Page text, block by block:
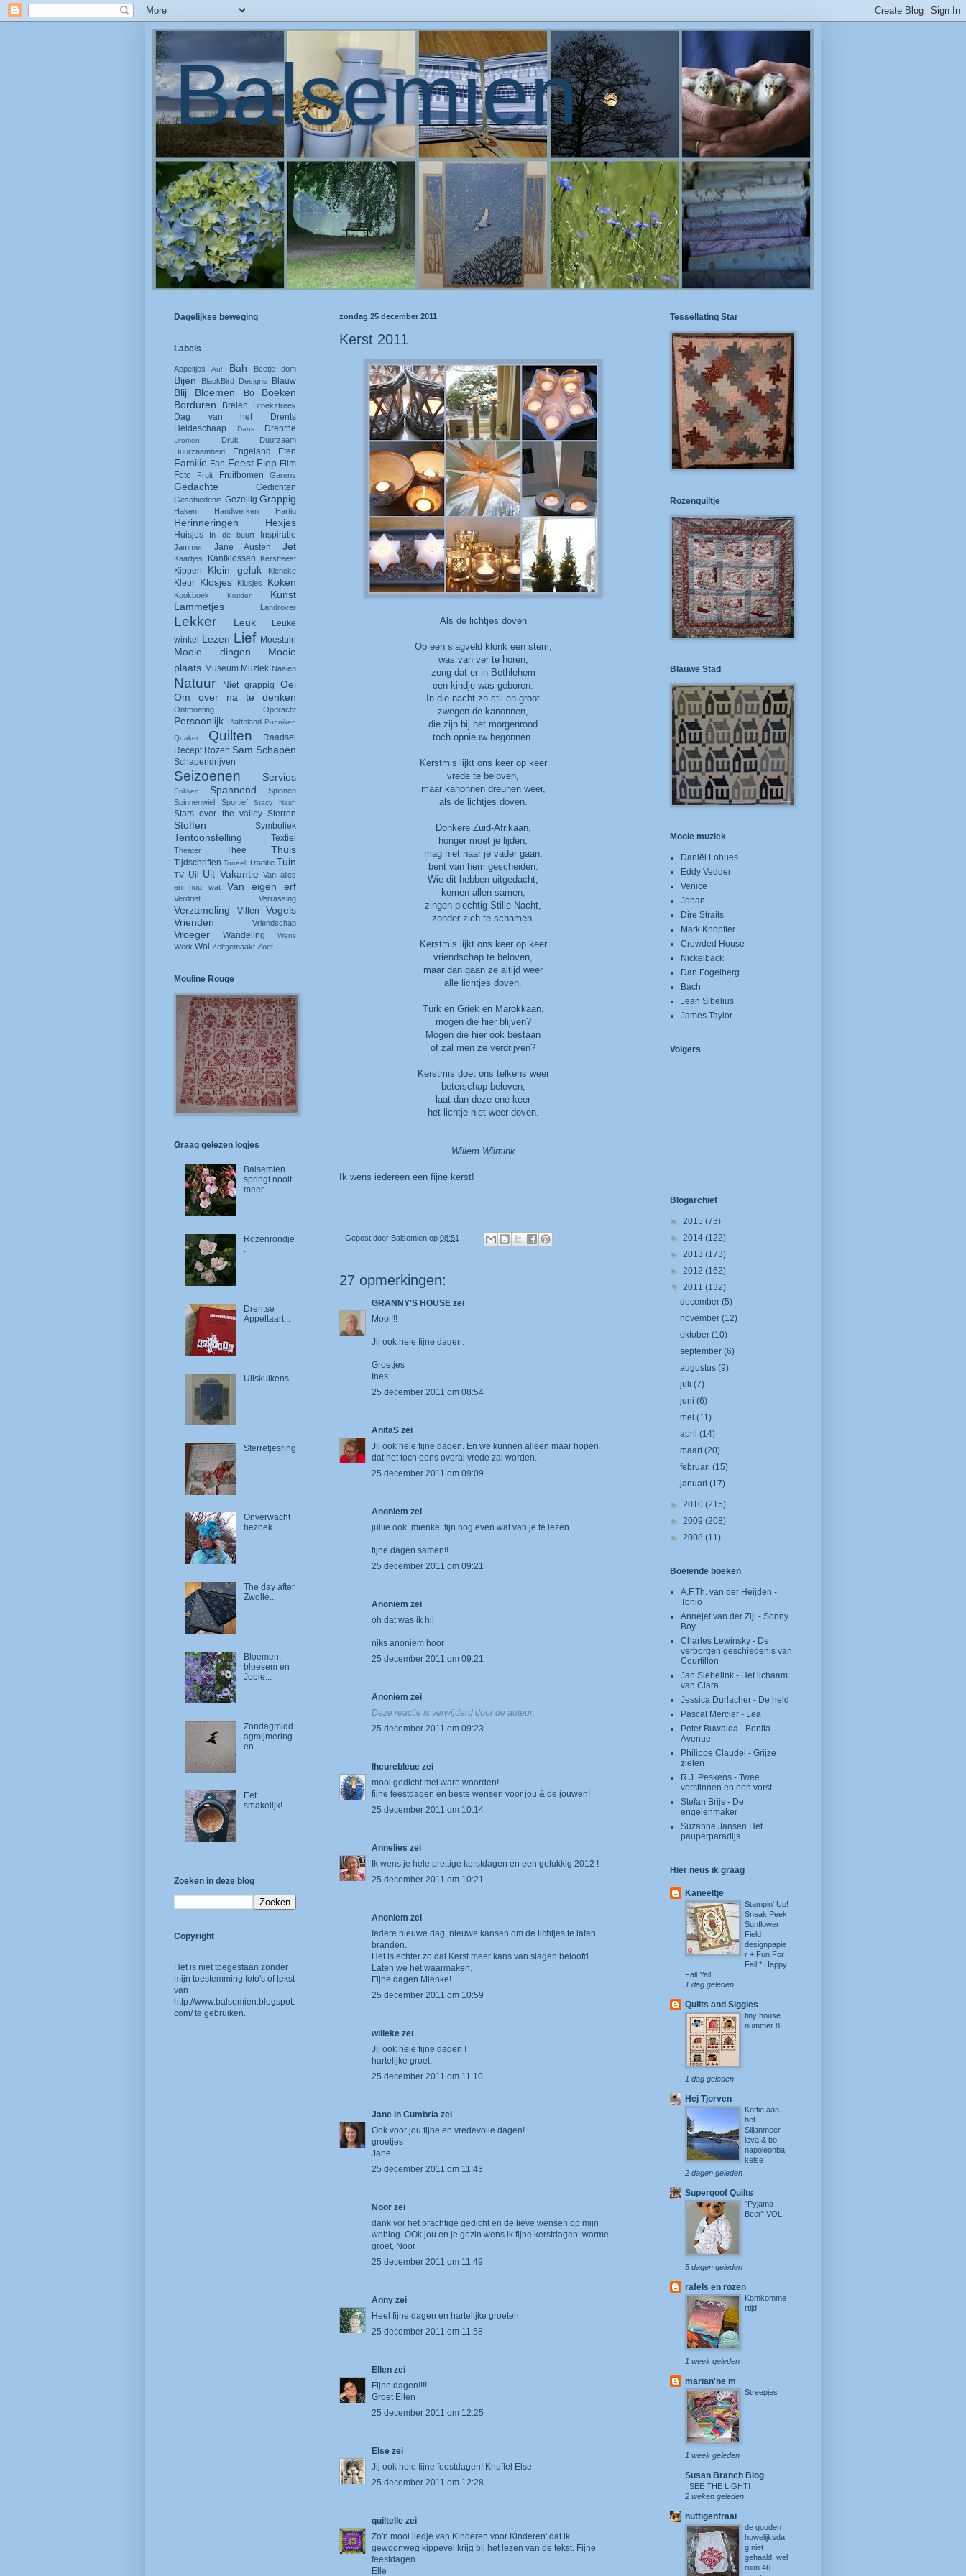
Balsemien
zondag 25 december 2011
Kerst 2011
Als de lichtjes doven
Op een slagveld klonk een stem,
was van ver te horen,
zong dat er in Bethlehem
een kindje was geboren.
In die nacht zo stil en groot
zwegen de kanonnen,
die zijn bij het morgenrood
toch opnieuw begonnen.
Kerstmis lijkt ons keer op keer
vrede te beloven,
maar kanonnen dreunen weer,
als de lichtjes doven.
Donkere Zuid-Afrikaan,
honger moet je lijden,
mag niet naar je vader gaan,
bent van hem gescheiden.
Wie dit hebben uitgedacht,
komen allen samen,
zingen plechtig Stille Nacht,
zonder zich te schamen.
Kerstmis lijkt ons keer op keer
vriendschap te beloven,
maar dan gaan ze altijd weer
alle lichtjes doven.
Turk en Griek en Marokkaan,
mogen die hier blijven?
Mogen die hier ook bestaan
of zal men ze verdrijven?
Kerstmis doet ons telkens weer
beterschap beloven,
laat dan deze ene keer
het lichtje niet weer doven.
Willem Wilmink
Ik wens iedereen een fijne kerst!
Gepost door Balsemien op 08:51
27 opmerkingen:
GRANNY'S HOUSE zei
Mooi!!!
Jij ook hele fijne dagen.
Groetjes
Ines
25 december 2011 om 08:54
AnitaS zei
Jij ook hele fijne dagen. En we kunnen alleen maar hopen
dat het toch eens overal vrede zal worden.
25 december 2011 om 09:09
Anoniem zei
jullie ook ,mienke ,fijn nog even wat van je te lezen.
fijne dagen samen!!
25 december 2011 om 09:21
Anoniem zei
oh dat was ik hil
niks anoniem hoor
25 december 2011 om 09:21
Anoniem zei
Deze reactie is verwijderd door de auteur.
25 december 2011 om 09:23
lheurebleue zei
mooi gedicht met ware woorden!
fijne feestdagen en beste wensen voor jou & de jouwen!
25 december 2011 om 10:14
Annelies zei
Ik wens je hele prettige kerstdagen en een gelukkig 2012 !
25 december 2011 om 10:21
Anoniem zei
Iedere nieuwe dag, nieuwe kansen om de lichtjes te laten
branden.
Het is echter zo dat Kerst meer kans van slagen beloofd.
Laten we het waarmaken.
Fijne dagen Mienke!
25 december 2011 om 10:59
willeke zei
Jij ook hele fijne dagen !
hartelijke groet,
25 december 2011 om 11:10
Jane in Cumbria zei
Ook voor jou fijne en vredevolle dagen!
groetjes
Jane
25 december 2011 om 11:43
Noor zei
dank vor het prachtige gedicht en de lieve wensen op mijn
weblog. OOk jou en je gezin wens ik fijne kerstdagen. warme
groet, Noor
25 december 2011 om 11:49
Anny zei
Heel fijne dagen en hartelijke groeten
25 december 2011 om 11:58
Ellen zei
Fijne dagen!!!!
Groet Ellen
25 december 2011 om 12:25
Else zei
Jij ook hele fijne feestdagen! Knuffel Else
25 december 2011 om 12:28
quiltelle zei
Zo'n mooi liedje van Kinderen voor Kinderen' dat ik
gewoonweg kippevel krijg bij het lezen van de tekst. Fijne
feestdagen.
Elle
Dagelijkse beweging
Labels
Appeltjes Au! Bah Beetje dom
Bijen BlackBird Designs Blauw
Blij Bloemen Bo
Boeken
Borduren
Breien Broekstreek
Dag van het Drents
Heideschaap
Dans Drenthe
Dromen Druk
Duurzaam
Duurzaamheid
Engeland Eten
Familie Fan Feest Fiep Film
Foto
Fruit Fruitbomen Garens
Gedachte Gedichten
Geschiedenis Gezellig Grappig
Haken Handwerken Hartig
Herinneringen Hexjes
Huisjes In de buurt Inspiratie
Jammer Jane Austen Jet
Kaartjes Kantklossen Kerstfeest
Kippen Klein geluk Klencke
Kleur Klosjes Klusjes Koken
Kookboek Kruiden
Kunst
Lammetjes
Landrover
Lekker Leuk
Leuke
winkel
Lezen Lief Moestuin
Mooie dingen
Mooie
plaats Museum Muziek Naaien
Natuur Niet grappig
Oei
Om over na te denken
Ontmoeting Opdracht
Persoonlijk Platteland Punniken
Quaker
Quilten
Raadsel
Recept Rozen Sam Schapen
Schapendrijven
Seizoenen Servies
Sokken Spannend
Spinnen
Spinnenwiel
Sportief Stacy Nash
Stars over the valley Sterren
Stoffen Symboliek
Tentoonstelling Textiel
Theater Thee Thuis
Tijdschriften Toneel Traditie Tuin
TV Uil Uit Vakantie
Van alles
en nog wat
Van eigen erf
Verdriet Verrassing
Verzameling Vilten
Vogels
Vrienden
Vriendschap
Vroeger Wandeling Wens
Werk Wol Zelfgemaakt Zoet
Mouline Rouge
Graag gelezen logjes
Balsemien
springt nooit
meer
Rozenrondje
...
Drentse
Appeltaart...
Uilskuikens...
Sterretjesring
Onverwacht
bezoek...
The day after
Zwolle...
Bloemen,
bloesem en
Jopie...
Zondagmidd
agmijmering
en...
Eet
smakelijk!
Zoeken in deze blog
Copyright
Het is niet toegestaan zonder
mijn toestemming foto's of tekst
van
http://www.balsemien.blogspot.
com/te gebruiken.
Tessellating Star
Rozenquiltje
Blauwe Stad
Mooie muziek
Daniël Lohues
Eddy Vedder
Venice
Johan
Dire Straits
Mark Knopfler
Crowded House
Nickelback
Dan Fogelberg
Bach
Jean Sibelius
James Taylor
Volgers
Blogarchief
► 2015 (73)
► 2014 (122)
► 2013 (173)
► 2012 (162)
▼ 2011 (132)
december(5)
november(12)
oktober(10)
september(6)
augustus(9)
juli(7)
juni(6)
mei(11)
april(14)
maart(20)
februari(15)
januari(17)
► 2010 (215)
► 2009 (208)
► 2008 (11)
Boeiende boeken
A.F.Th. van der Heijden -
Tonio
Annejet van der Zijl - Sonny
Boy
Charles Lewinsky - De
verborgen geschiedenis van
Courtillon
Jan Siebelink - Het lichaam
van Clara
Jessica Durlacher - De held
Pascal Mercier - Lea
Peter Buwalda - Bonita
Avenue
Philippe Claudel - Grijze
zielen
R.J. Peskens - Twee
vorstinnen en een vorst
Stefan Brijs - De
engelenmaker
Suzanne Jansen Het
pauperparadijs
Hier neus ik graag
Kaneeltje
Stampin' Up!
Sneak Peek
Sunflower
Field
designpapie
r + Fun For
Fall * Happy
Fall Yall
1 dag geleden
Quilts and Siggies
tiny house
nummer 8
1 dag geleden
Hej Tjorven
Koffie aan
het
Siljanmeer -
leva & bo -
napoleonba
kelse
2 dagen geleden
Supergoof Quilts
"Pyjama
Beer" VOL
5 dagen geleden
rafels en rozen
Komkomme
rtijd.
1 week geleden
marian'ne m
Streepjes
1 week geleden
Susan Branch Blog
I SEE THE LIGHT!
2 weken geleden
nuttigenfraai
de gouden
huwelijksda
g niet
gehaald, wel
ruim 46